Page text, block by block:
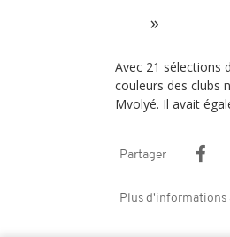
Avec 21 sélections
couleurs des clubs
Mvolyé. Il avait
Partager
Plus d'informations